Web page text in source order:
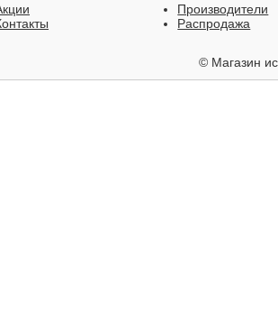
Производители
Распродажа
© Магазин